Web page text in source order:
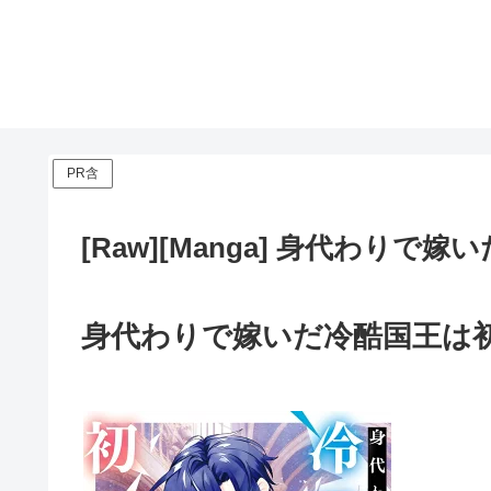
PR含
[Raw][Manga] 身代わりで嫁い
身代わりで嫁いだ冷酷国王